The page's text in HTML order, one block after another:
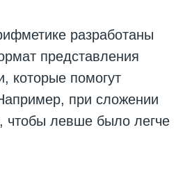
разработаны
представления
которые помогут
при сложении
чтобы левше было легче